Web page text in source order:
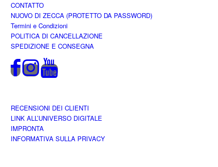
CONTATTO
NUOVO DI ZECCA (PROTETTO DA PASSWORD)
Termini e Condizioni
POLITICA DI CANCELLAZIONE
SPEDIZIONE E CONSEGNA
RECENSIONI DEI CLIENTI
LINK ALL’UNIVERSO DIGITALE
IMPRONTA
INFORMATIVA SULLA PRIVACY